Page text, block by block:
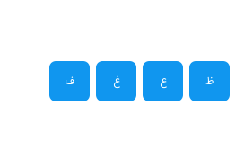
ظ ع غ ف